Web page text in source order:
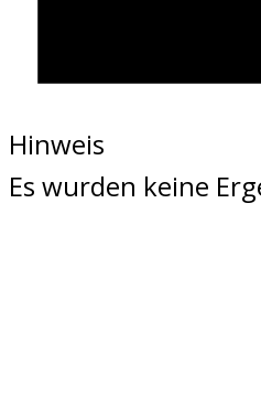
Hinweis
Es wurden keine